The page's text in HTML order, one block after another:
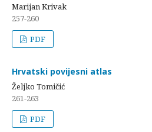
Marijan Krivak
257-260
PDF
Hrvatski povijesni atlas
Željko Tomičić
261-263
PDF